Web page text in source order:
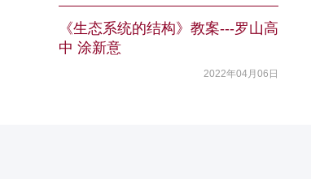
《生态系统的结构》教案---罗山高
中 涂新意
2022年04月06日